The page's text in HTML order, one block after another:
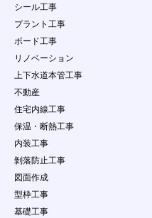
わないものとする。
４．会員は、会員ID及びパスワ
り、第三者に使用されている
には、直ちに当社に申し出す
は、事務局は一切の責任を
す。
２．会員は、自己の責任にもとづ
するものとし、会員が公開す
３．会員は当社に対し、他人の著
などが原因で紛争、損害賠償
た場合の損害、責任について
シール工事
プラント工事
ボード工事
リノベーション
上下水道本管工事
不動産
住宅内線工事
保温・断熱工事
内装工事
剝落防止工事
図面作成
型枠工事
基礎工事